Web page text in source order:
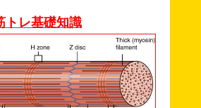
トレ基礎知識